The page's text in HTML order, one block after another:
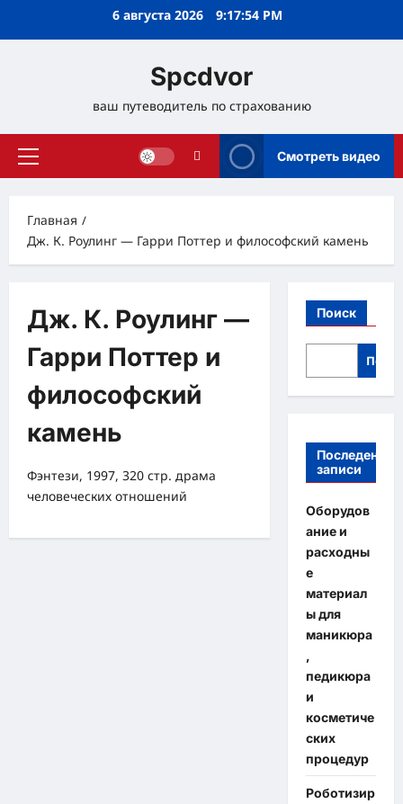
6 августа 2026 9:17:54 PM
Spcdvor
ваш путеводитель по страхованию
Основное
Смотреть видео
Главная
Дж. К. Роулинг — Гарри Поттер и философский камень
Дж. К. Роулинг —
Гарри Поттер и
философский
камень
Фэнтези, 1997, 320 стр. драма
человеческих отношений
Поиск
Поиск
Последение
записи
Оборудов
ание и
расходны
е
материал
ы для
маникюра
,
педикюра
и
косметиче
ских
процедур
Роботизир